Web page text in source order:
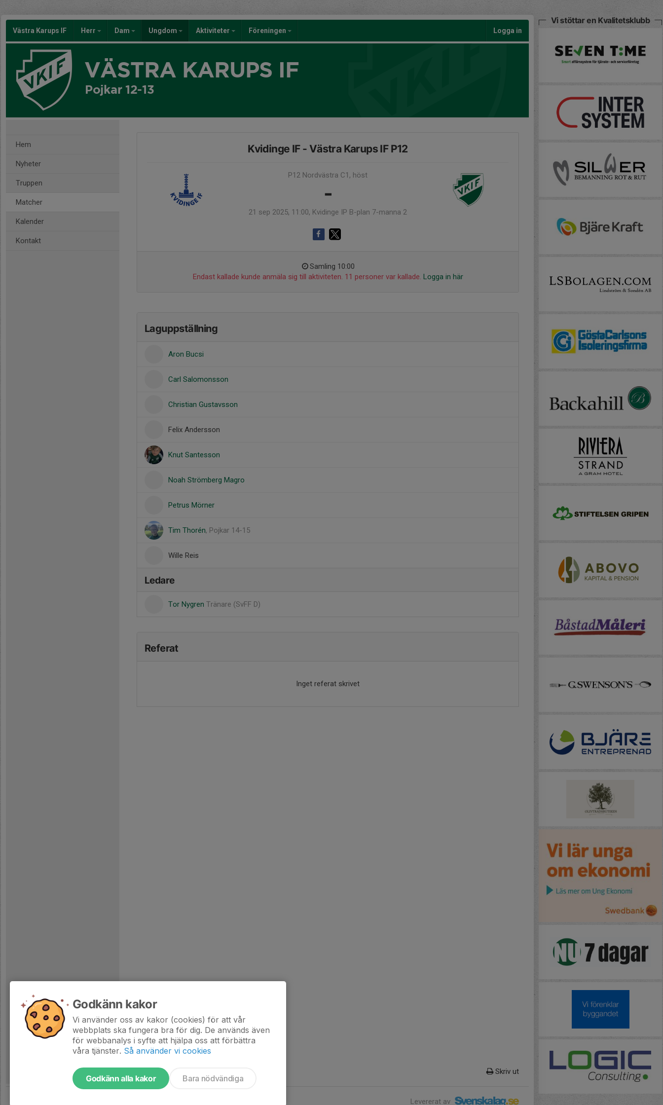
Västra Karups IF Herr Dam Ungdom Aktiviteter Föreningen Logga in
VÄSTRA KARUPS IF
Pojkar 12-13
Hem
Nyheter
Truppen
Matcher
Kalender
Kontakt
Kvidinge IF - Västra Karups IF P12
P12 Nordvästra C1, höst
-
21 sep 2025, 11:00, Kvidinge IP B-plan 7-manna 2
Samling 10:00
Endast kallade kunde anmäla sig till aktiviteten. 11 personer var kallade. Logga in här
Laguppställning
Aron Bucsi
Carl Salomonsson
Christian Gustavsson
Felix Andersson
Knut Santesson
Noah Strömberg Magro
Petrus Mörner
Tim Thorén, Pojkar 14-15
Wille Reis
Ledare
Tor Nygren Tränare (SvFF D)
Referat
Inget referat skrivet
Skriv ut
Levererat av
Vi stöttar en Kvalitetsklubb
Godkänn kakor
Vi använder oss av kakor (cookies) för att vår
webbplats ska fungera bra för dig. De används även
för webbanalys i syfte att hjälpa oss att förbättra
våra tjänster. Så använder vi cookies
Godkänn alla kakor Bara nödvändiga